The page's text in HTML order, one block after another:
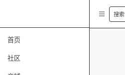
首页
社区
搜索